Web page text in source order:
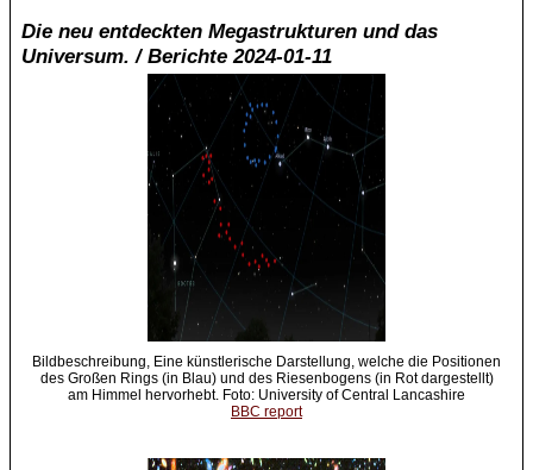
Die neu entdeckten Megastrukturen und das
Universum. / Berichte 2024-01-11
Bildbeschreibung, Eine künstlerische Darstellung, welche die Positionen
des Großen Rings (in Blau) und des Riesenbogens (in Rot dargestellt)
am Himmel hervorhebt. Foto: University of Central Lancashire
BBC report